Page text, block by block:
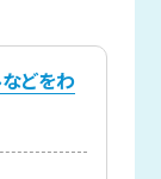
どをわ